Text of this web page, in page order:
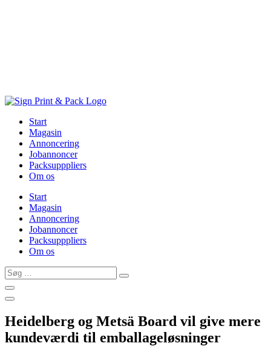
Start
Magasin
Annoncering
Jobannoncer
Packsupppliers
Om os
Start
Magasin
Annoncering
Jobannoncer
Packsupppliers
Om os
Søg
…
Heidelberg og Metsä Board vil give mere
kundeværdi til emballageløsninger